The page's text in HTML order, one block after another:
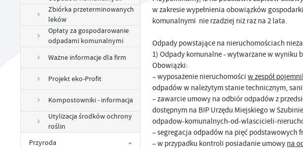
UTYLIZACJA ŚRODKÓW OCHRONY ROŚLIN
Zbiórka przeterminowanych
leków
Opłaty za gospodarowanie
odpadami komunalnymi
Ważne informacje dla firm
Projekt eko-Profit
Kompostowniki - informacja
Utylizacja środków ochrony
roślin
Przyroda
w zakresie wypełnienia obowiązków
komunalnymi nie rzadziej niż raz na 2 lata.
Odpady powstające na nieruchomościach
1) Odpady komunalne- wytwarzane w wyniku
Obowiązki:
– wyposażenie nieruchomościw zespół
odpadów w należytym stanie technicznym,
– zawarcie umowy na odbiór odpadów z
dostępnym na BIP Urzędu Miejskiego w
odpadow-komunalnych-od-wlascicieli-
– segregacja odpadów na pięć podstawowych
– w przypadku kontroli posiadanie umowy na